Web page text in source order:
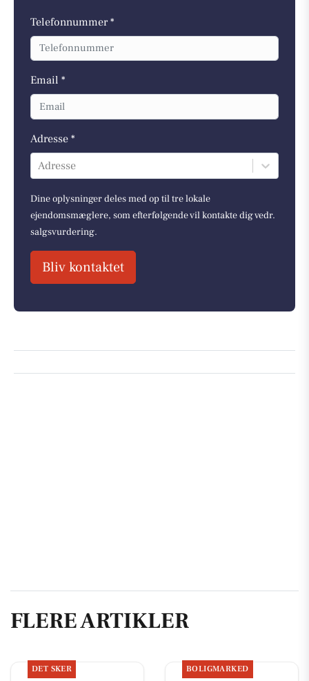
Telefonnummer *
Email *
Adresse *
Adresse
Dine oplysninger deles med op til tre lokale
ejendomsmæglere, som efterfølgende vil kontakte dig vedr.
salgsvurdering.
Bliv kontaktet
FLERE ARTIKLER
DET SKER BOLIGMARKED